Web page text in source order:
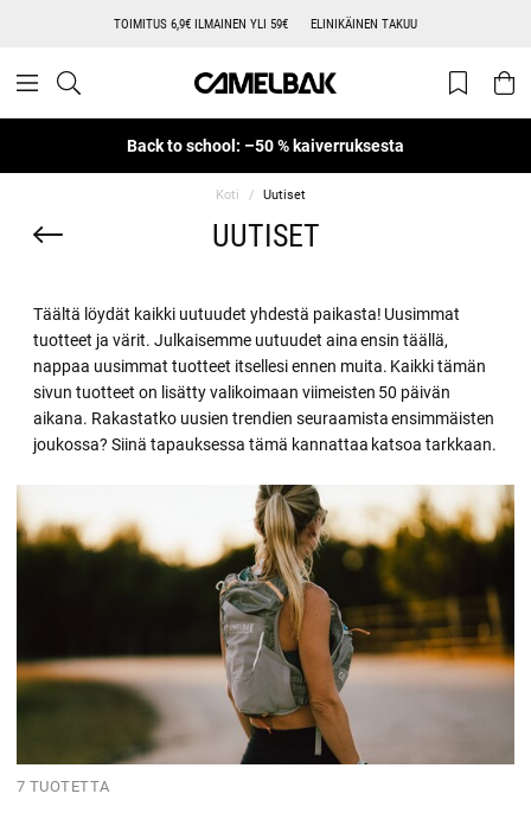
TOIMITUS 6,9€ ILMAINEN YLI 59€ ELINIKÄINEN TAKUU
Back to school: –50 % kaiverruksesta
Koti Uutiset
UUTISET
Täältä löydät kaikki uutuudet yhdestä paikasta! Uusimmat
tuotteet ja värit. Julkaisemme uutuudet aina ensin täällä,
nappaa uusimmat tuotteet itsellesi ennen muita. Kaikki tämän
sivun tuotteet on lisätty valikoimaan viimeisten 50 päivän
aikana. Rakastatko uusien trendien seuraamista ensimmäisten
joukossa? Siinä tapauksessa tämä kannattaa katsoa tarkkaan.
7 TUOTETTA